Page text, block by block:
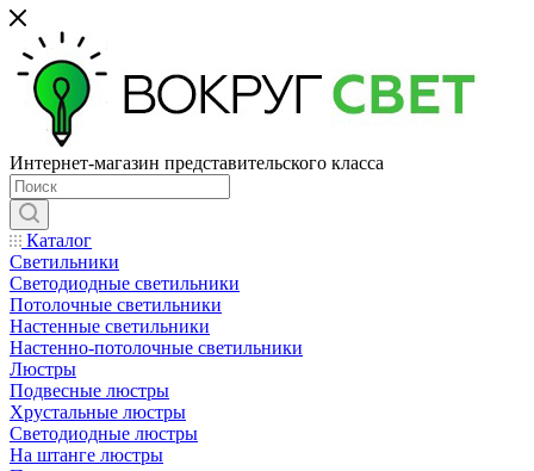
Интернет-магазин представительского класса
Каталог
Светильники
Светодиодные светильники
Потолочные светильники
Настенные светильники
Настенно-потолочные светильники
Люстры
Подвесные люстры
Хрустальные люстры
Светодиодные люстры
На штанге люстры